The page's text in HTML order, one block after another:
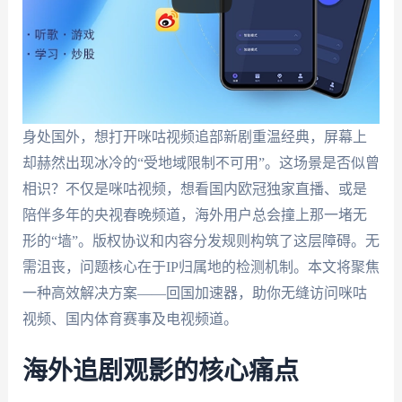
身处国外，想打开咪咕视频追部新剧重温经典，屏幕上
却赫然出现冰冷的“受地域限制不可用”。这场景是否似曾
相识？不仅是咪咕视频，想看国内欧冠独家直播、或是
陪伴多年的央视春晚频道，海外用户总会撞上那一堵无
形的“墙”。版权协议和内容分发规则构筑了这层障碍。无
需沮丧，问题核心在于IP归属地的检测机制。本文将聚焦
一种高效解决方案——回国加速器，助你无缝访问咪咕
视频、国内体育赛事及电视频道。
海外追剧观影的核心痛点